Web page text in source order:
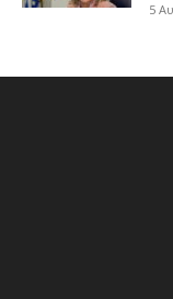
5